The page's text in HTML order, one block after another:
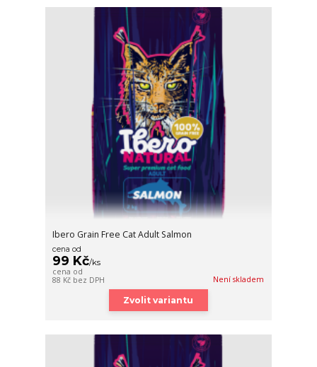
Ibero Grain Free Cat Adult Salmon
cena od
99 Kč/ks
cena od
88 Kč bez DPH Není skladem
Zvolit variantu